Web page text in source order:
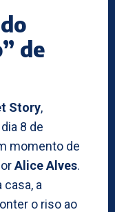
de
Story,
8 de
momento de
Alice Alves.
a
o riso ao